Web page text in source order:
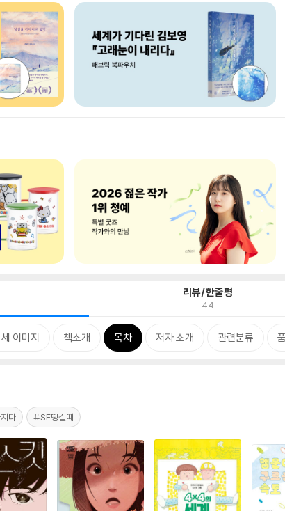
리뷰/한줄평
44
이미지 책소개 목차 저자 소개 관련분류
다 #SF땡길때